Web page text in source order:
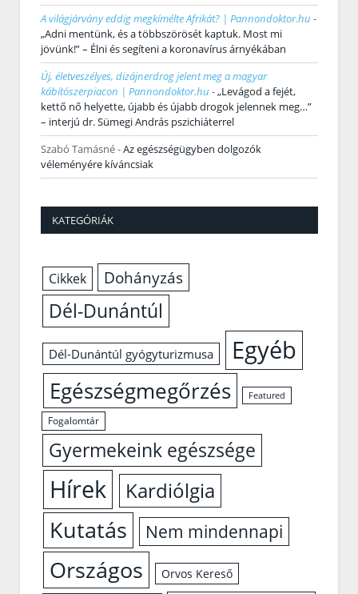
A világjárvány eddig megkímélte Afrikát? | Pannondoktor.hu -
„Adni mentünk, és a többszörösét kaptuk. Most mi
jövünk!” – Élni és segíteni a koronavírus árnyékában
Új, életveszélyes, dizájnerdrog jelent meg a magyar
kábítószerpiacon | Pannondoktor.hu -„Levágod a fejét,
kettő nő helyette, újabb és újabb drogok jelennek meg…”
– interjú dr. Sümegi András pszichiáterrel
Szabó Tamásné-Az egészségügyben dolgozók
véleményére kíváncsiak
KATEGÓRIÁK
Cikkek Dohányzás
Dél-Dunántúl
Dél-Dunántúl gyógyturizmusa Egyéb
Egészségmegőrzés Featured
Fogalomtár
Gyermekeink egészsége
Hírek Kardiólgia
Kutatás Nem mindennapi
Országos Orvos Kereső